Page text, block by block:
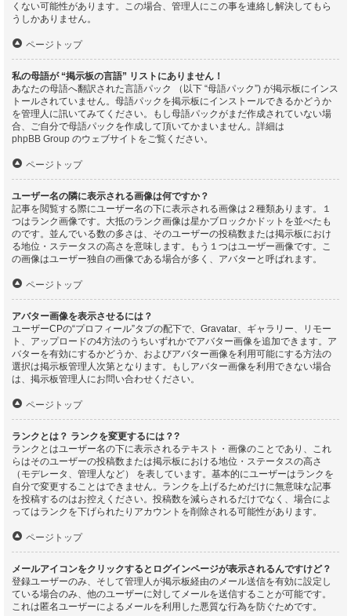
くない可能性があります。この場合、管理人にこの事を連絡し解決してもら
うしかありません。
ページトップ
私の母語が “掲示板の言語” リストにありません！
あなたの母語へ翻訳された言語パック （以下 “母語パック”) が掲示板にインス
トールされていません。母語パックを掲示板にインストールできるかどうか
を管理人に訊いてみてください。もし母語パックがまだ作成されていない場
合、ご自分で母語パックを作成して頂いてかまいません。詳細は
phpBB Group のウェブサイトをご覧ください。
ページトップ
ユーザー名の隣に表示される画像は何ですか？
記事を閲覧する際にユーザー名の下に表示される画像は２種類あります。１
つはランク画像です。大抵のランク画像は星かブロックかドットを並べたも
のです。並んでいる数の多さは、そのユーザーの投稿数または掲示板におけ
る地位・ステータスの高さを意味します。もう１つはユーザー画像です。こ
の画像はユーザー独自の画像である場合が多く、アバターと呼ばれます。
ページトップ
アバター画像を表示させるには？
ユーザーCPの“プロフィール”タブの配下で、Gravatar、ギャラリー、リモー
ト、アップロードの4方法のうちいずれかでアバター画像を追加できます。ア
バターを有効にするかどうか、およびアバター画像を利用可能にする方法の
選択は掲示板管理人次第となります。もしアバター画像を利用できない場合
は、掲示板管理人にお問い合わせください。
ページトップ
ランクとは？ ランクを変更するには？?
ランクとはユーザー名の下に表示されるテキスト・画像のことであり、これ
らはそのユーザーの投稿数または掲示板における地位・ステータスの高さ
（モデレータ、管理人など） を表しています。基本的にユーザーはランクを
自分で変更することはできません。ランクを上げるためだけに無意味な記事
を投稿するのはお控えください。投稿数を減らされるだけでなく、場合によ
ってはランクを下げられたりアカウントを削除される可能性があります。
ページトップ
メールアイコンをクリックするとログインページが表示されるんですけど？
登録ユーザーのみ、そして管理人が掲示板経由のメール送信を有効に設定し
ている場合のみ、他のユーザーに対してメールを送信することが可能です。
これは匿名ユーザーによるメールを利用した悪質な行為を防ぐためです。